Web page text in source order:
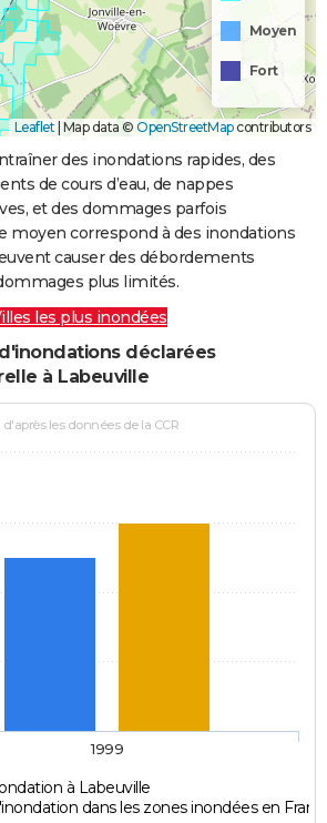
Moyen
Fort
Leaflet | Map data © OpenStreetMapcontributors
des inondations rapides, des
de cours d’eau, de nappes
et des dommages parfois
moyen correspond à des inondations
causer des débordements
plus limités.
les plus inondées
déclarées
à Labeuville
les données de la CCR
à Labeuville
dans les zones inondées en
1999